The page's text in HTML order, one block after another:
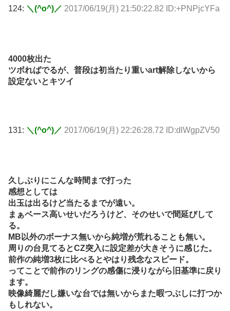
124: ＼(^o^)／ 2017/06/19(月) 21:50:22.82 ID:+PNPjcYFa
4000枚出た
ツボればでるが、普段は初当たり重いart解除しないから
設定ないとキツイ
131: ＼(^o^)／ 2017/06/19(月) 22:26:28.72 ID:dlWgpZV50
久しぶりにこんな時間まで打った
感想としては
出玉は出るけど当たるまでが遠い。
まぁベース高いせいだろうけど、そのせいで間延びして
る。
MB以外のボーナス無いから純増が荒れることも無い。
周りの台見てるとCZ突入に設定差が大きそうに感じた。
前作の純増3枚に比べるとやはり残念なスピード。
ってことで前作のリングの感傷に浸りながら旧基準に戻り
ます。
映像綺麗だし嫌いな台では無いからまた暇つぶしに打つか
もしれない。